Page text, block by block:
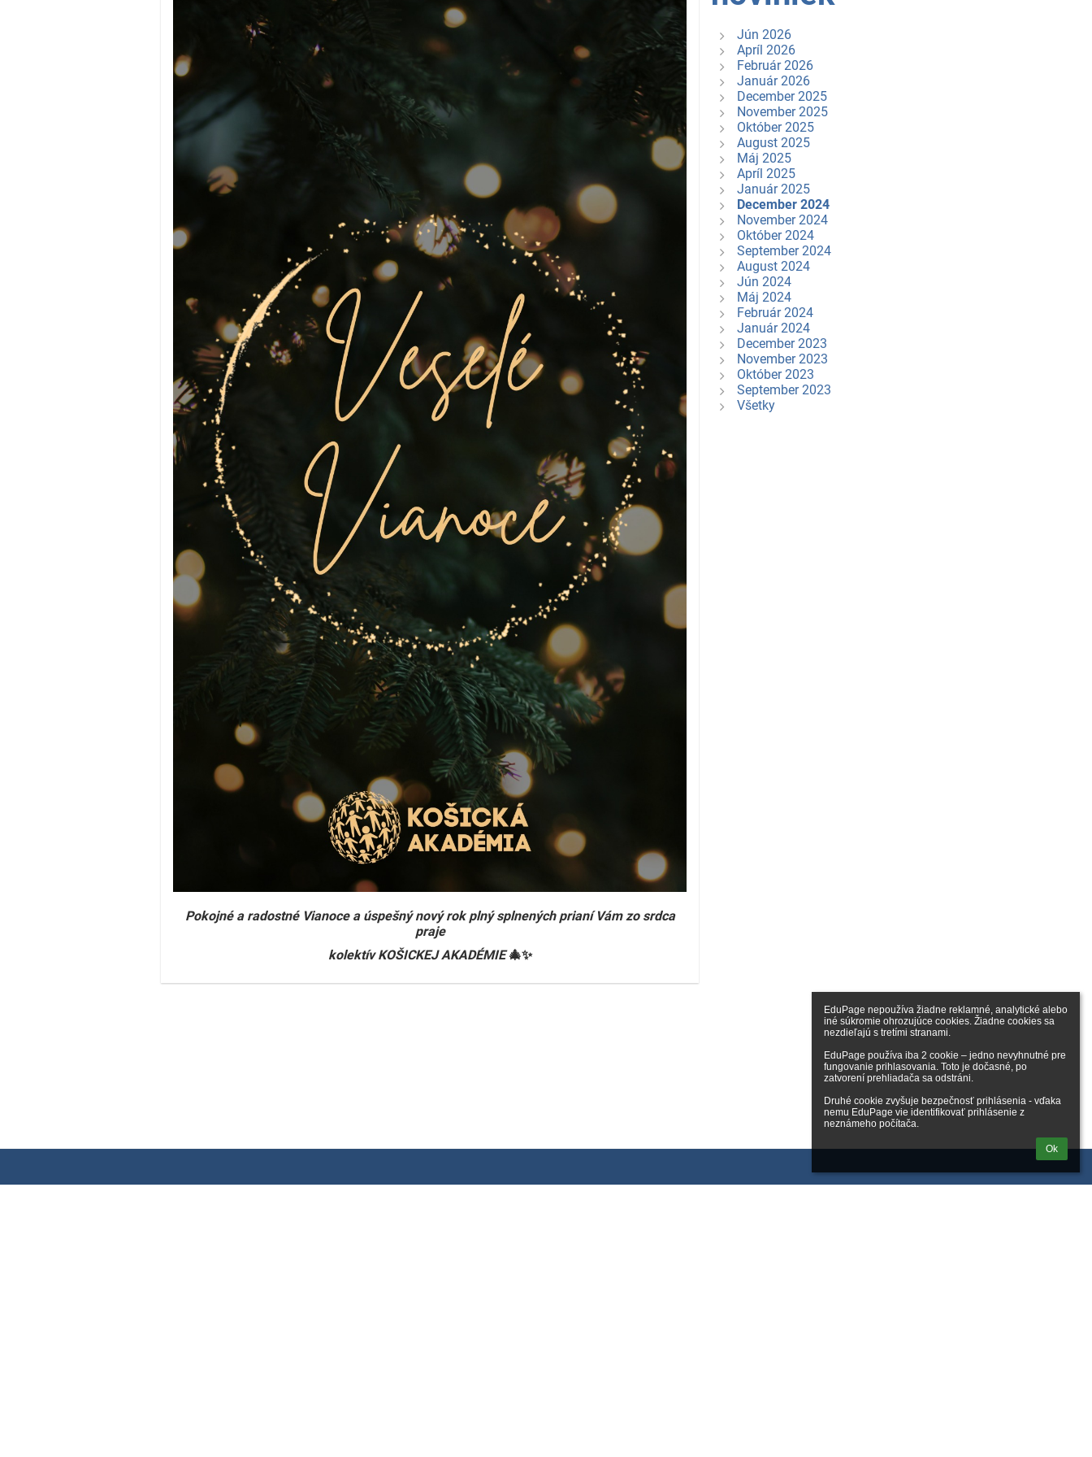
EduPage nepoužíva žiadne reklamné, analytické alebo
iné súkromie ohrozujúce cookies. Žiadne cookies sa
nezdieľajú s tretími stranami.
EduPage používa iba 2 cookie – jedno nevyhnutné pre
fungovanie prihlasovania. Toto je dočasné, po
zatvorení prehliadača sa odstráni.
Druhé cookie zvyšuje bezpečnosť prihlásenia - vďaka
nemu EduPage vie identifikovať prihlásenie z
neznámeho počítača.
Ok
Pokojné a radostné Vianoce a úspešný nový rok plný splnených prianí Vám zo srdca
praje
kolektív KOŠICKEJ AKADÉMIE🎄✨
Jún 2026
Apríl 2026
Február 2026
Január 2026
December 2025
November 2025
Október 2025
August 2025
Máj 2025
Apríl 2025
Január 2025
December 2024
November 2024
Október 2024
September 2024
August 2024
Jún 2024
Máj 2024
Február 2024
Január 2024
December 2023
November 2023
Október 2023
September 2023
Všetky